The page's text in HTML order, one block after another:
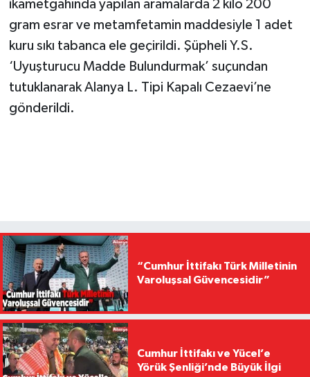
ikametgahında yapılan aramalarda 2 kilo 200
gram esrar ve metamfetamin maddesiyle 1 adet
kuru sıkı tabanca ele geçirildi. Şüpheli Y.S.
‘Uyuşturucu Madde Bulundurmak’ suçundan
tutuklanarak Alanya L. Tipi Kapalı Cezaevi’ne
gönderildi.
“Cumhur İttifakı Türk Milletinin
Varoluşsal Güvencesidir”
Cumhur İttifakı ve Yücel’e
Yörük Şenliği’nde Büyük İlgi